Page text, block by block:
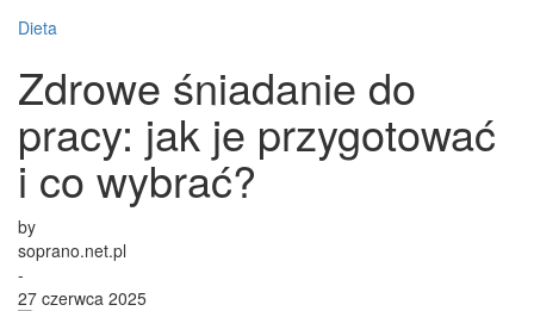
Dieta
Zdrowe śniadanie do
pracy: jak je przygotować
i co wybrać?
by
soprano.net.pl
-
27 czerwca 2025